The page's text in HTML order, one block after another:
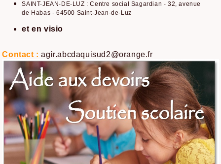
SAINT-JEAN-DE-LUZ : Centre social Sagardian - 32, avenue
de Habas - 64500 Saint-Jean-de-Luz
et en visio
Contact : agir.abcdaquisud2@orange.fr